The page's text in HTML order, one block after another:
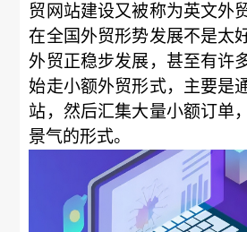
贸网站建设又被称为英文外
在全国外贸形势发展不是太
外贸正稳步发展，甚至有许
始走小额外贸形式，主要是
站，然后汇集大量小额订单
景气的形式。